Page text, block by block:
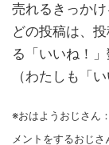
売れるきっか
どの投稿は、
る「いいね！
（わたしも「
※おはようおじさん
メントをするおじ